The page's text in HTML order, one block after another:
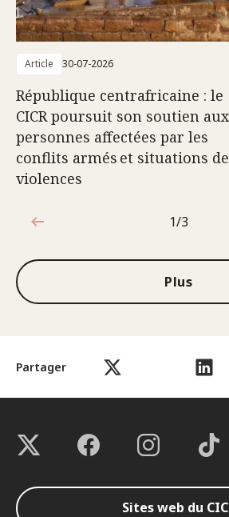
Partager
Article 30-07-2026
République centrafricaine : le
CICR poursuit son soutien aux
personnes affectées par les
conflits armés et situations de
violences
1sur3
1/3
Plus
Sites web du